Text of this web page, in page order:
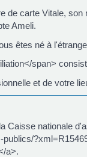
de carte Vitale,
Ameli.
êtes né à
span>
et de votre
Caisse nationale
a>.